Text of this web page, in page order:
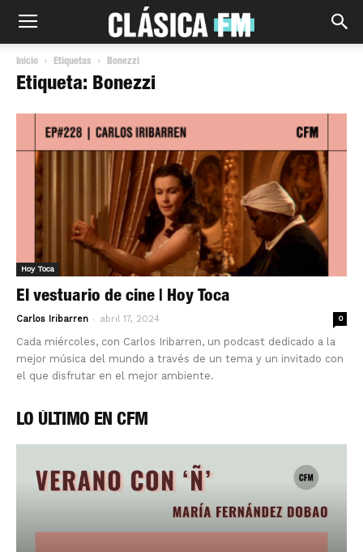
Inicio Etiquetas Bonezzi
Etiqueta: Bonezzi
Hoy Toca
El vestuario de cine | Hoy Toca
Carlos Iribarren - abril 17, 2024 0
Cada miércoles, con Carlos Iribarren, un podcast dedicado a la
mejor música del mundo a través de un tema y un invitado con
el que disfrutar en el mejor ambiente.
LO ÚLTIMO EN CFM